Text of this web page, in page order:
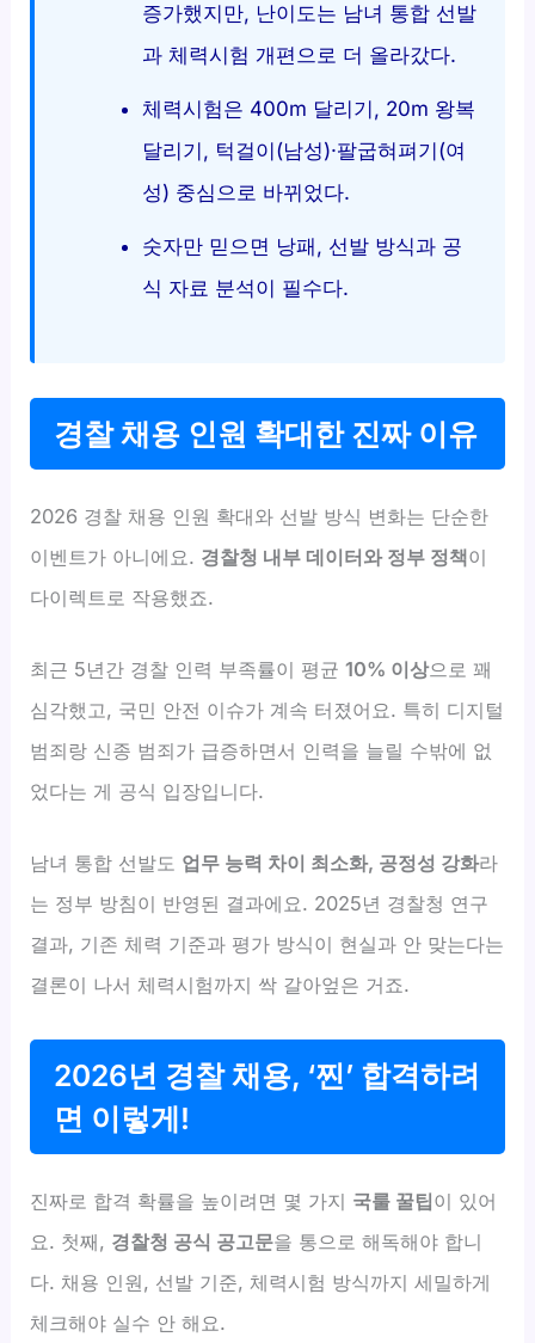
증가했지만, 난이도는 남녀 통합 선발
과 체력시험 개편으로 더 올라갔다.
체력시험은 400m 달리기, 20m 왕복
달리기, 턱걸이(남성)·팔굽혀펴기(여
성) 중심으로 바뀌었다.
숫자만 믿으면 낭패, 선발 방식과 공
식 자료 분석이 필수다.
경찰 채용 인원 확대한 진짜 이유
2026 경찰 채용 인원 확대와 선발 방식 변화는 단순한
이벤트가 아니에요. 경찰청 내부 데이터와 정부 정책이
다이렉트로 작용했죠.
최근 5년간 경찰 인력 부족률이 평균10% 이상으로 꽤
심각했고, 국민 안전 이슈가 계속 터졌어요. 특히 디지털
범죄랑 신종 범죄가 급증하면서 인력을 늘릴 수밖에 없
었다는 게 공식 입장입니다.
남녀 통합 선발도 업무 능력 차이 최소화, 공정성 강화라
는 정부 방침이 반영된 결과에요. 2025년 경찰청 연구
결과, 기존 체력 기준과 평가 방식이 현실과 안 맞는다는
결론이 나서 체력시험까지 싹 갈아엎은 거죠.
2026년 경찰 채용, ‘찐’ 합격하려
면 이렇게!
진짜로 합격 확률을 높이려면 몇 가지 국룰 꿀팁이 있어
요. 첫째, 경찰청 공식 공고문을 통으로 해독해야 합니
다. 채용 인원, 선발 기준, 체력시험 방식까지 세밀하게
체크해야 실수 안 해요.